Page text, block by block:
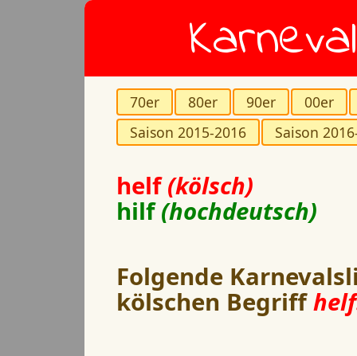
70er 80er 90er
00er
Saison 2015-2016
Saison
helf(kölsch)
hilf(hochdeutsch)
Folgende
kölschen Begriff